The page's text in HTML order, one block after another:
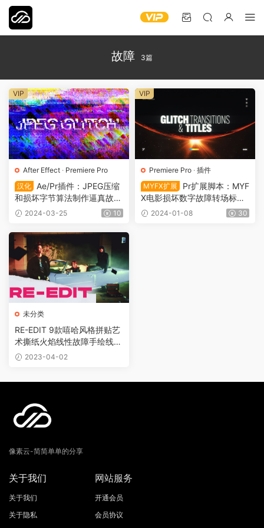
故障 3篇
After Effect · Premiere Pro
汉化
Ae/Pr插件：JPEG压缩
和损坏字节算法制作逼真故障
效果JPEG Glitch Win 中文汉
2024-03-25 10
VIP
Premiere Pro · 插件
MYFX扩展
Pr扩展脚本：MYF
X电影损坏数字故障转场标题
预设 Glitch Transitions & Titl
2024-01-08 30
VIP
未分类
RE-EDIT 9款嘻哈风格拼贴艺
术撕纸火焰线性故障手绘线条
数字失真转场模板素材包
2023-04-02
像素云-简简单单的分享
关于我们
关于我们
关于隐私
网站服务
开通会员
会员协议